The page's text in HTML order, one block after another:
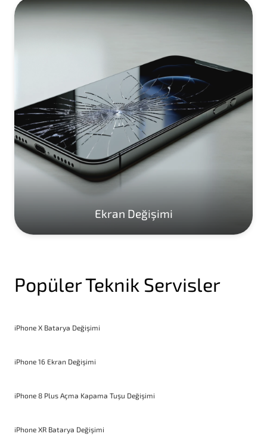
Ekran Değişimi
Popüler Teknik Servisler
iPhone X Batarya Değişimi
iPhone 16 Ekran Değişimi
iPhone 8 Plus Açma Kapama Tuşu Değişimi
iPhone XR Batarya Değişimi